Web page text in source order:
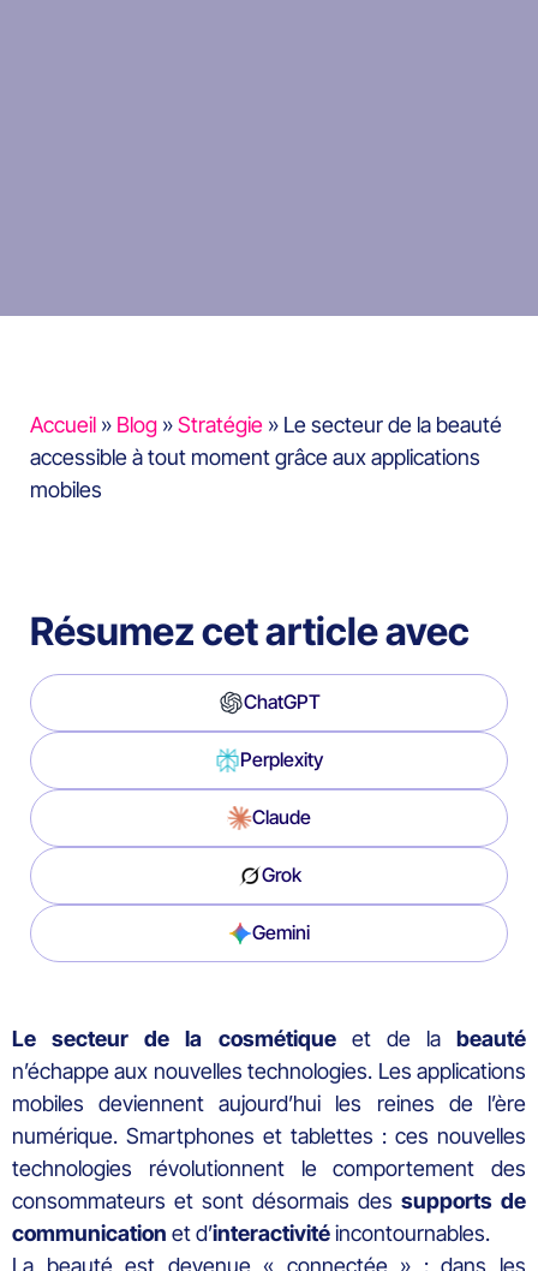
Accueil » Blog »Stratégie » Le secteur de la beauté
accessible à tout moment grâce aux applications
mobiles
Résumez cet article avec
ChatGPT
Perplexity
Claude
Grok
Gemini
Le secteur de la cosmétiqueet de la beauté
n’échappe aux nouvelles technologies. Les applications
mobiles deviennent aujourd’hui les reines de l’ère
numérique. Smartphones et tablettes : ces nouvelles
technologies révolutionnent le comportement des
consommateurs et sont désormais des supports de
communication et d’interactivitéincontournables.
La beauté est devenue « connectée » : dans les